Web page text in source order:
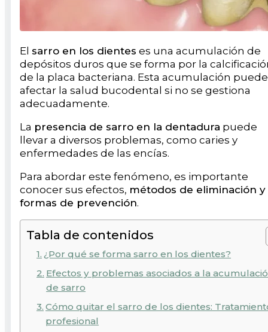
El sarro en los dientes es una acumulación de
depósitos duros que se forma por la
de la placa bacteriana. Esta acumulación puede
afectar la salud bucodental si no se gestiona
adecuadamente.
La presencia de sarro en la dentadura puede
llevar a diversos problemas, como caries y
enfermedades de las encías.
Para abordar este fenómeno, es importante
conocer sus efectos, métodos de eliminación y
formas de prevención.
Tabla de contenidos
¿Por qué se forma sarro en los dientes?
Efectos y problemas asociados a la
de sarro
Cómo quitar el sarro de los dientes:
profesional